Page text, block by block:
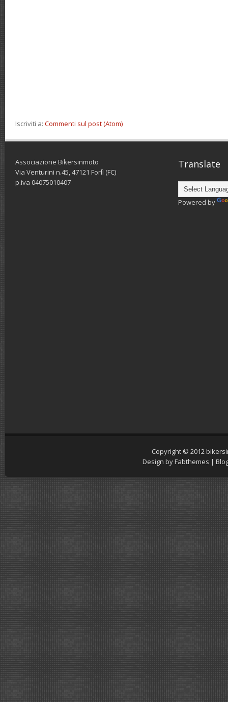
Iscriviti a: Commenti sul post (Atom)
Associazione Bikersinmoto
Via Venturini n.45, 47121 Forlì (FC)
p.iva 04075010407
Translate
Powered by
Copyright © 2012
Design byFabthemes |